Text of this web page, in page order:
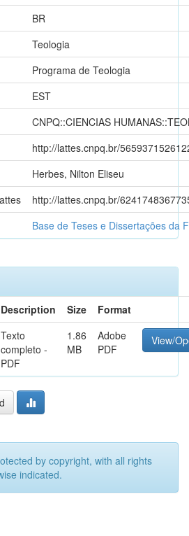
BR
Teologia
Programa de Teologia
EST
CNPQ::CIENCIAS
http://lattes.cnpq.br/
Herbes, Nilton Eliseu
http://lattes.cnpq.br/
Base de Teses e Dissertações da
Description Size
Format
Texto
completo -
PDF
1.86
MB
Adobe
PDF
View/
by copyright, with all rights
indicated.